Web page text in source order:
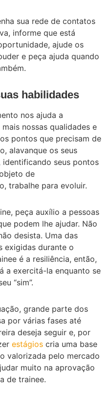
sua rede de contatos
informe que está
ajude os
e peça ajuda quando
habilidades
nos ajuda a
nossas qualidades e
pontos que precisam de
alavanque os seus
seus pontos
de
trabalhe para evoluir.
peça auxílio a pessoas
podem lhe ajudar. Não
desista. Uma das
exigidas durante o
é a resiliência, então,
a exercitá-la enquanto se
“sim”.
grande parte dos
por várias fases até
deseja seguir e, por
estágios cria uma base
valorizada pelo mercado
muito na aprovação
de trainee.